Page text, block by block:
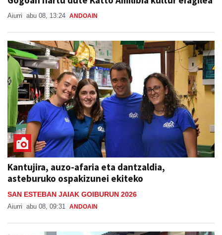
Aiurri abu 08, 13:24 ANDOAIN
Kantujira, auzo-afaria eta dantzaldia,
asteburuko ospakizunei ekiteko
SAN ESTEBAN JAIAK GOIBURUN 2026
Aiurri abu 08, 09:31 ANDOAIN